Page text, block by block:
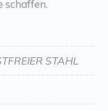
schaffen.
STAHL